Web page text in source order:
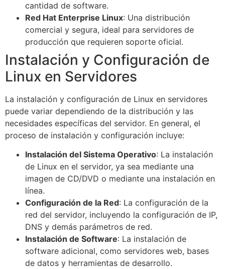
cantidad de software.
Red Hat Enterprise Linux: Una distribución
comercial y segura, ideal para servidores de
producción que requieren soporte oficial.
Instalación y Configuración de
Linux en Servidores
La instalación y configuración de Linux en servidores
puede variar dependiendo de la distribución y las
necesidades específicas del servidor. En general, el
proceso de instalación y configuración incluye:
Instalación del Sistema Operativo: La instalación
de Linux en el servidor, ya sea mediante una
imagen de CD/DVD o mediante una instalación en
línea.
Configuración de la Red: La configuración de la
red del servidor, incluyendo la configuración de IP,
DNS y demás parámetros de red.
Instalación de Software: La instalación de
software adicional, como servidores web, bases
de datos y herramientas de desarrollo.